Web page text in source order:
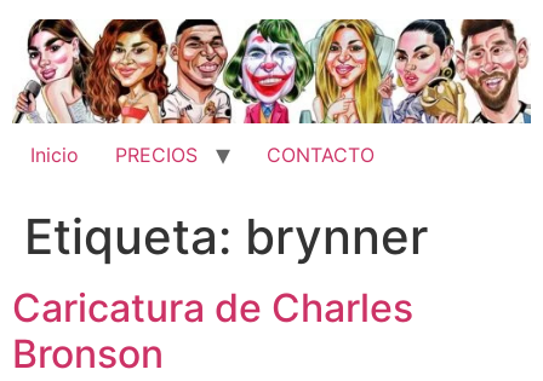
contenido
Inicio PRECIOS CONTACTO
Etiqueta: brynner
Caricatura de Charles
Bronson